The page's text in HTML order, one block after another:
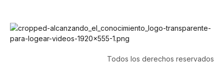
Todos los derechos reservados